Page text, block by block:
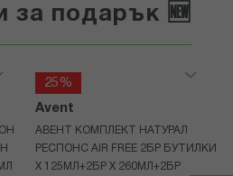
за подарък 🆕
25%
Avent
АВЕНТ КОМПЛЕКТ НАТУРАЛ
РЕСПОНС AIR FREE 2БР БУТИЛКИ
Х 125МЛ+2БР Х 260МЛ+2БР